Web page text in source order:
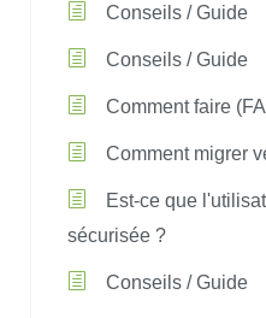
Conseils / Guide
Conseils / Guide
Comment faire
Comment migrer
Est-ce que
sécurisée ?
Conseils / Guide